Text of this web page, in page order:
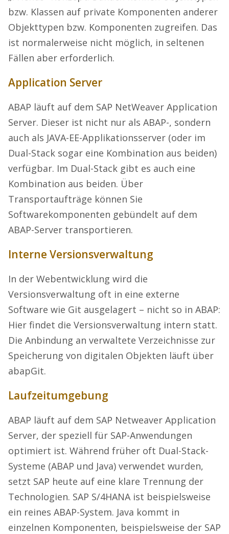
bzw. Klassen auf private Komponenten anderer
Objekttypen bzw. Komponenten zugreifen. Das
ist normalerweise nicht möglich, in seltenen
Fällen aber erforderlich.
Application Server
ABAP läuft auf dem SAP NetWeaver Application
Server. Dieser ist nicht nur als ABAP-, sondern
auch als JAVA-EE-Applikationsserver (oder im
Dual-Stack sogar eine Kombination aus beiden)
verfügbar. Im Dual-Stack gibt es auch eine
Kombination aus beiden. Über
Transportaufträge können Sie
Softwarekomponenten gebündelt auf dem
ABAP-Server transportieren.
Interne Versionsverwaltung
In der Webentwicklung wird die
Versionsverwaltung oft in eine externe
Software wie Git ausgelagert – nicht so in ABAP:
Hier findet die Versionsverwaltung intern statt.
Die Anbindung an verwaltete Verzeichnisse zur
Speicherung von digitalen Objekten läuft über
abapGit.
Laufzeitumgebung
ABAP läuft auf dem SAP Netweaver Application
Server, der speziell für SAP-Anwendungen
optimiert ist. Während früher oft Dual-Stack-
Systeme (ABAP und Java) verwendet wurden,
setzt SAP heute auf eine klare Trennung der
Technologien. SAP S/4HANA ist beispielsweise
ein reines ABAP-System. Java kommt in
einzelnen Komponenten, beispielsweise der SAP